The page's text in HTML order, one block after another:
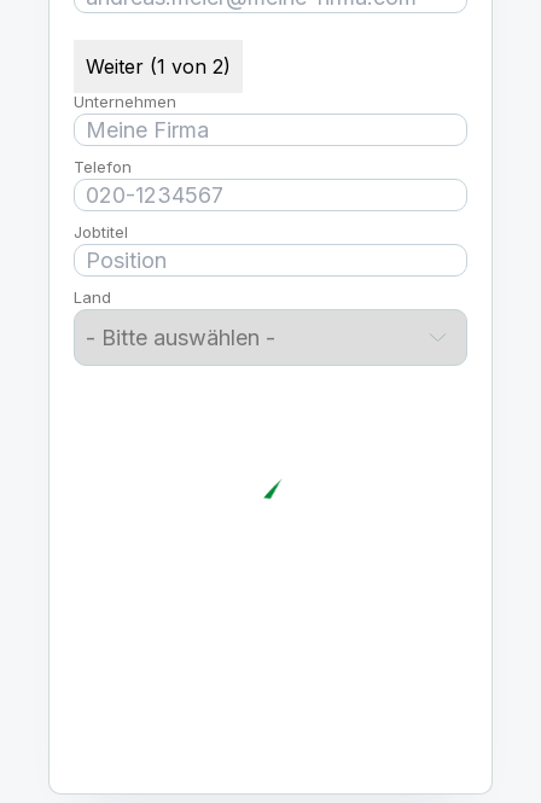
Weiter (1 von 2)
Unternehmen
Telefon
Jobtitel
Land